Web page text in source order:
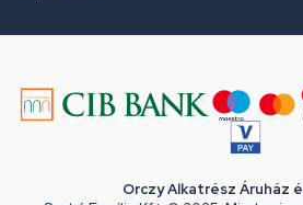
Orczy Alkatrész Áruház